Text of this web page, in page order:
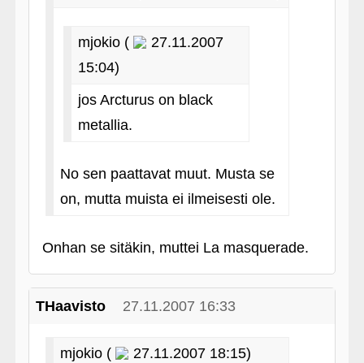
mjokio (
27.11.2007
15:04)
jos Arcturus on black
metallia.
No sen paattavat muut. Musta se
on, mutta muista ei ilmeisesti ole.
Onhan se sitäkin, muttei La masquerade.
THaavisto 27.11.2007 16:33
mjokio ( 27.11.2007 18:15)